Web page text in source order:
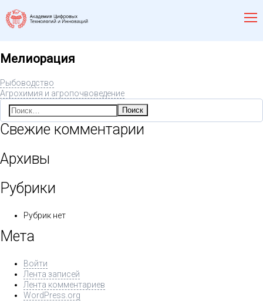
Мелиорация
Рыбоводство
Агрохимия и агропочвоведение
Найти:
Свежие комментарии
Архивы
Рубрики
Рубрик нет
Мета
Войти
Лента записей
Лента комментариев
WordPress.org